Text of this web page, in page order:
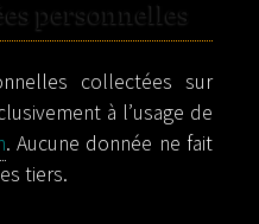
personnelles
collectées sur
à l’usage de
. Aucune donnée ne fait
tiers.